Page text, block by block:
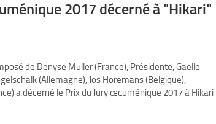
2017 décerné à "Hikari"
de Denyse Muller (France), Présidente, Gaëlle
(Allemagne), Jos Horemans (Belgique),
a décerné le Prix du Jury œcuménique 2017 à Hikari